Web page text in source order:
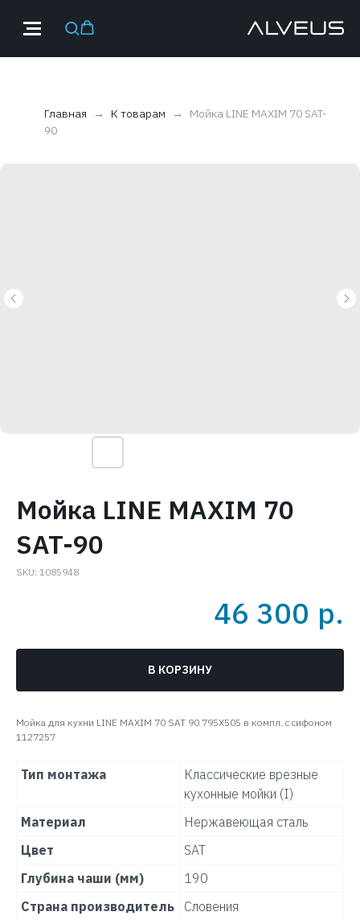
Главная К товарам
Мойка LINE MAXIM 70 SAT-
90
Мойка LINE MAXIM 70
SAT-90
SKU: 1085948
46 300 р.
В КОРЗИНУ
Мойка для кухни LINE MAXIM 70 SAT 90 795X505 в компл. с сифоном
1127257
Тип монтажа
Классические врезные
кухонные мойки (I)
Материал
Нержавеющая сталь
Цвет
SAT
Глубина чаши (мм)
190
Страна производитель
Словения